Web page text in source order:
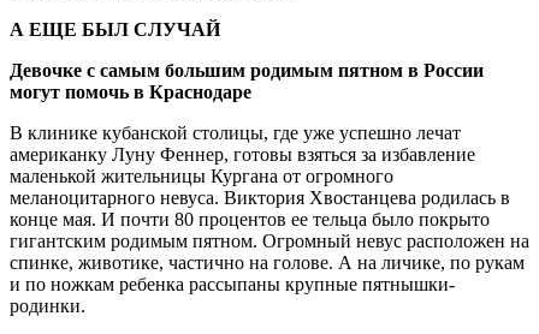
А ЕЩЕ БЫЛ СЛУЧАЙ
Девочке с самым большим родимым пятном в России
могут помочь в Краснодаре
В клинике кубанской столицы, где уже успешно лечат
американку Луну Феннер, готовы взяться за избавление
маленькой жительницы Кургана от огромного
меланоцитарного невуса. Виктория Хвостанцева родилась в
конце мая. И почти 80 процентов ее тельца было покрыто
гигантским родимым пятном. Огромный невус расположен на
спинке, животике, частично на голове. А на личике, по рукам
и по ножкам ребенка рассыпаны крупные пятнышки-
родинки.